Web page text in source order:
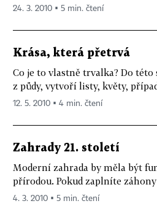
24. 3. 2010 ▪ 5 min. čtení
Krása, která přetrvá
Co je to vlastně trvalka? Do
z půdy, vytvoří listy, květy,
12. 5. 2010 ▪ 4 min. čtení
Zahrady 21. století
Moderní zahrada by měla být
přírodou. Pokud zaplníte
4. 3. 2010 ▪ 5 min. čtení